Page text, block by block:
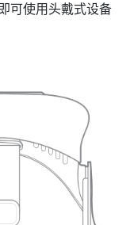
可使用头戴式设备